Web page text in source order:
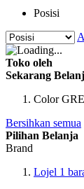
Posisi
Toko oleh
Sekarang
Color
Bersihkan semua
Pilihan Belanja
Brand
Lojel 1